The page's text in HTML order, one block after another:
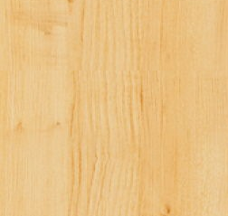
t
i
n